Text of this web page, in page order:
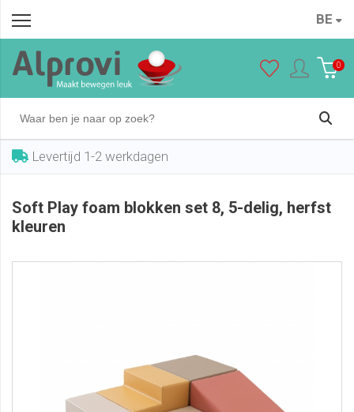
BE
0
Levertijd 1-2 werkdagen
Soft Play foam blokken set 8, 5-delig, herfst
kleuren
€ 148,00